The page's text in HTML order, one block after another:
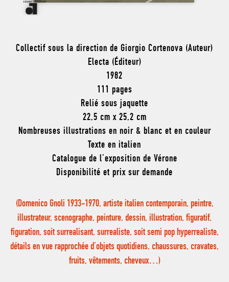
Collectif sous la direction de Giorgio Cortenova (Auteur)
Electa (Éditeur)
1982
111 pages
Relié sous jaquette
22,5 cm x 25,2 cm
Nombreuses illustrations en noir & blanc et en couleur
Texte en italien
Catalogue de l’exposition de Vérone
Disponibilité et prix sur demande
(Domenico Gnoli 1933-1970, artiste italien contemporain, peintre,
illustrateur, scenographe, peinture, dessin, illustration, figuratif,
figuration, soit surrealisant, surrealiste, soit semi pop hyperrealiste,
détails en vue rapprochée d’objets quotidiens, chaussures, cravates,
fruits, vêtements, cheveux…)